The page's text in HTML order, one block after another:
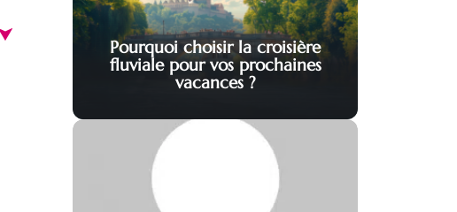
Pourquoi choisir la croisière
fluviale pour vos prochaines
vacances ?